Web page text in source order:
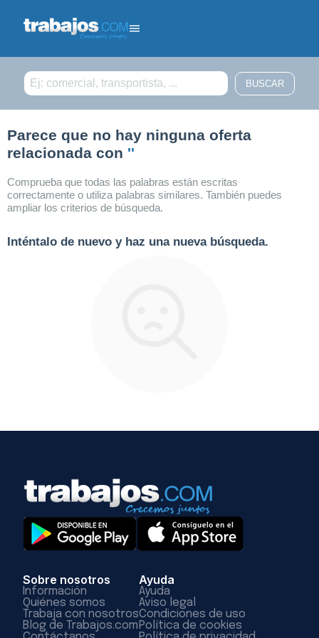
Parece que no hay ninguna oferta
relacionada con ''
Comprueba que todas las palabras están escritas
correctamente o utiliza palabras similares. También puedes
ampliar los criterios de búsqueda.
Inténtalo de nuevo y haz una nueva búsqueda.
Sobre nosotros
Información
Quiénes somos
Trabaja con nosotros
Blog de Trabajos.com
Ayuda
Ayuda
Aviso legal
Condiciones de uso
Política de cookies